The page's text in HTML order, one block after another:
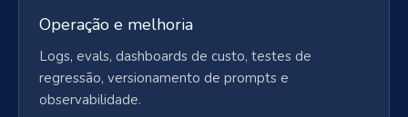
Operação e melhoria
Logs, evals, dashboards de custo, testes de
regressão, versionamento de prompts e
observabilidade.